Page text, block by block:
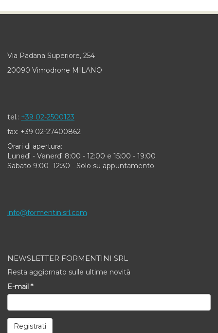
Via Padana Superiore, 254
20090 Vimodrone MILANO
tel.: +39 02-2500123
fax: +39 02-27400862
Orari di apertura:
Lunedì - Venerdì 8:00 - 12:00 e 15:00 - 19:00
Sabato 9:00 -12:30 - Solo su appuntamento
info@formentinisrl.com
NEWSLETTER FORMENTINI SRL
Resta aggiornato sulle ultime novità
E-mail *
Registrati